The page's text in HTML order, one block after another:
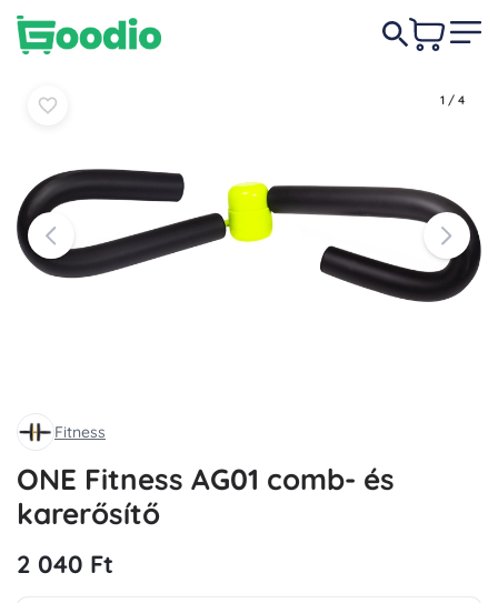
1 / 4
Fitness
ONE Fitness AG01 comb- és
karerősítő
2 040 Ft
2 040 Ft Kosárba